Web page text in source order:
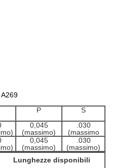
P
S
0,045
(massimo)
.030
(massimo
0,045
(massimo)
.030
(massimo)
Lunghezze disponibili